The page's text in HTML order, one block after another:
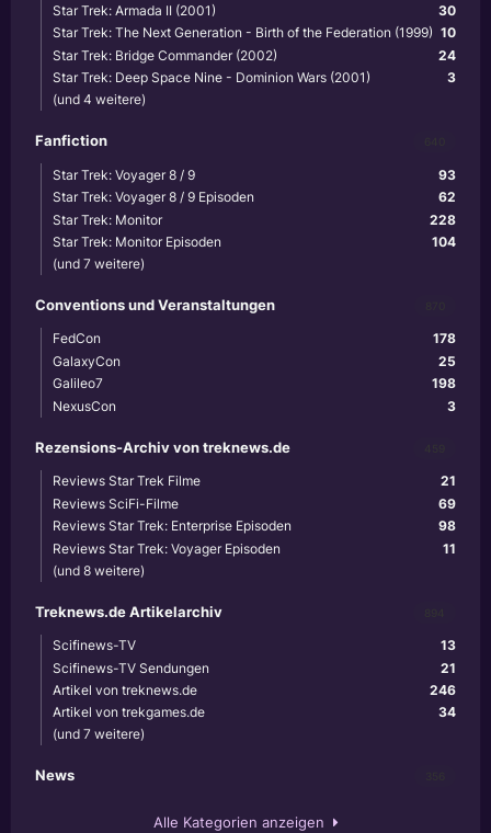
30
Star Trek: Armada II (2001)
10
Star Trek: The Next Generation - Birth of the Federation (1999)
24
Star Trek: Bridge Commander (2002)
3
Star Trek: Deep Space Nine - Dominion Wars (2001)
(und 4 weitere)
Fanfiction
93
Star Trek: Voyager 8 / 9
62
Star Trek: Voyager 8 / 9 Episoden
228
Star Trek: Monitor
104
Star Trek: Monitor Episoden
(und 7 weitere)
Conventions und Veranstaltungen
178
FedCon
25
GalaxyCon
198
Galileo7
3
NexusCon
Rezensions-Archiv von treknews.de
21
Reviews Star Trek Filme
69
Reviews SciFi-Filme
98
Reviews Star Trek: Enterprise Episoden
11
Reviews Star Trek: Voyager Episoden
(und 8 weitere)
Treknews.de Artikelarchiv
13
Scifinews-TV
21
Scifinews-TV Sendungen
246
Artikel von treknews.de
34
Artikel von trekgames.de
(und 7 weitere)
News
Alle Kategorien anzeigen